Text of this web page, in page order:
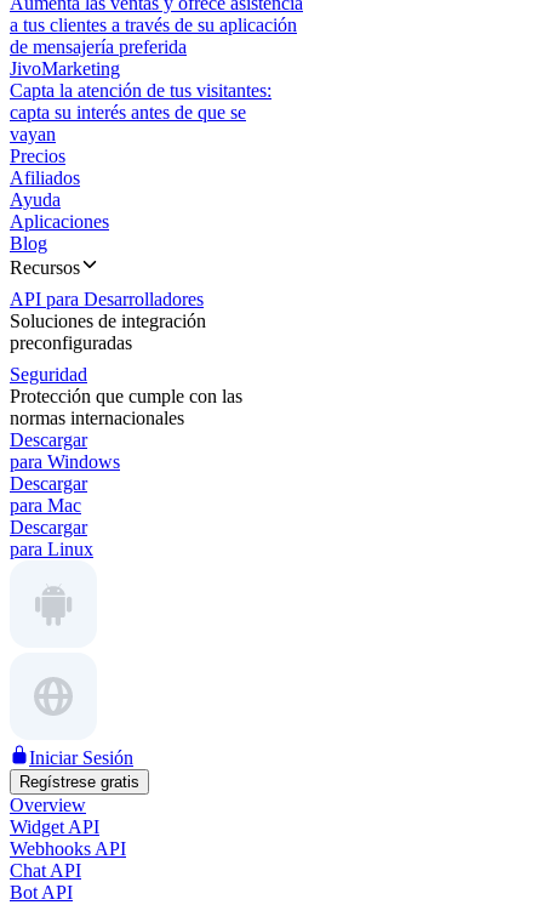
a tus clientes a través de su aplicación
de mensajería preferida
JivoMarketing
Capta la atención de tus visitantes:
capta su interés antes de que se
vayan
Precios
Afiliados
Ayuda
Aplicaciones
Blog
Recursos
API para Desarrolladores
Soluciones de integración
preconfiguradas
Seguridad
Protección que cumple con las
normas internacionales
Descargar
para Windows
Descargar
para Mac
Descargar
para Linux
Iniciar Sesión
Regístrese gratis
Overview
Widget API
Webhooks API
Chat API
Bot API